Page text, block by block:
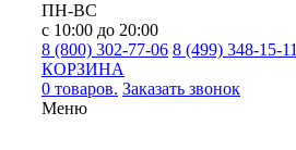
ПН-ВС
с 10:00 до 20:00
8 (800) 302-77-06 8 (499) 348-15-11
КОРЗИНА
0 товаров. Заказать звонок
Меню